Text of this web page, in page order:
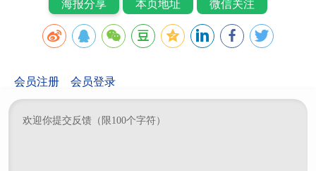
海报分享 本页地址 微信关注
会员注册 会员登录